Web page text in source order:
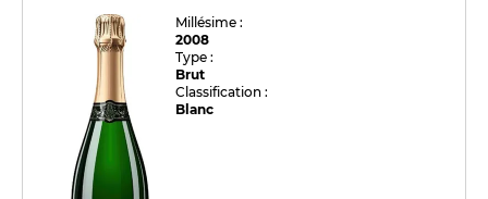
Millésime :
2008
Type :
Brut
Classification :
Blanc